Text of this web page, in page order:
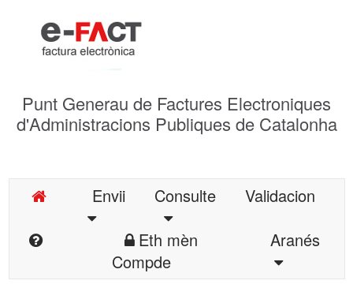
Punt Generau de Factures Electroniques
d'Administracions Publiques de Catalonha
Envii Consulte
Validacion
Eth mèn
Compde
Aranés